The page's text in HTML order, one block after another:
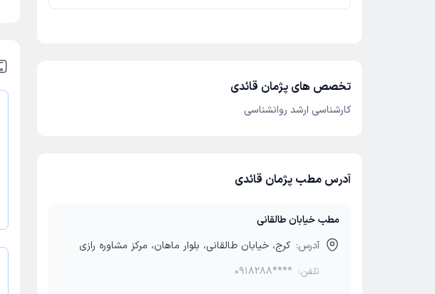
تخصص های پژمان قائدی
کارشناسی ارشد روانشناسی
آدرس مطب پژمان قائدی
مطب خیابان طالقانی
آدرس: کرج، خیابان طالقانی، بلوار ماهان، مرکز مشاوره رازی
تلفن: 0918288****